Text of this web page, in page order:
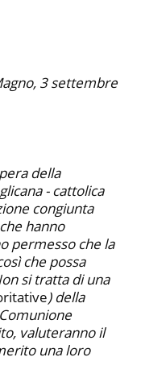
3 settembre
della
- cattolica
congiunta
hanno
permesso che la
che possa
si tratta di una
) della
valuteranno il
una loro